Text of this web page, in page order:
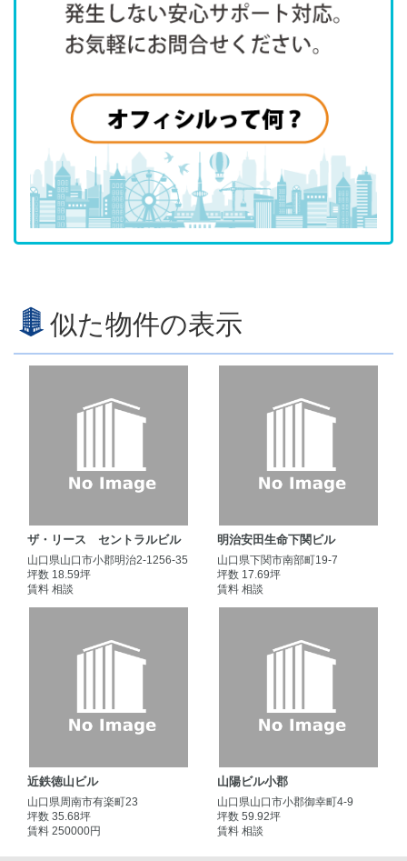
似た物件の表示
ザ・リース セントラルビル
山口県山口市小郡明治2-1256-35
坪数 18.59坪
賃料 相談
明治安田生命下関ビル
山口県下関市南部町19-7
坪数 17.69坪
賃料 相談
近鉄徳山ビル
山口県周南市有楽町23
坪数 35.68坪
賃料 250000円
山陽ビル小郡
山口県山口市小郡御幸町4-9
坪数 59.92坪
賃料 相談